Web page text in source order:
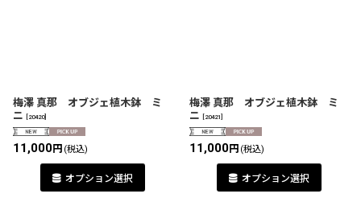
梅澤 真那 オブジェ植木鉢 ミ
ニ
20420]
11,000円 (税込)
オプション選択
梅澤 真那 オブジェ植木鉢 ミ
ニ
20421
11,000円 (税込)
オプション選択